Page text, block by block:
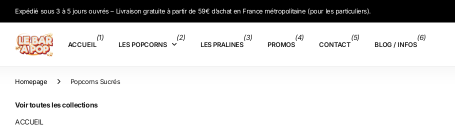
Expédié sous 3 à 5 jours ouvrés – Livraison gratuite à partir de 59€ d’achat en France métropolitaine (pour les particuliers).
ACCUEIL
(1)
LES POPCORNS
(2)
LES PRALINES
(3)
PROMOS
(4)
CONTACT
(5)
BLOG / INFOS
(6)
Homepage Popcorns Sucrés
Voir toutes les collections
ACCUEIL